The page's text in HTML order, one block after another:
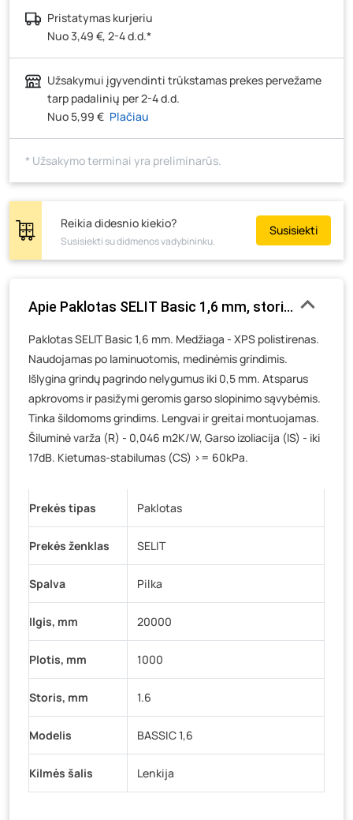
Šilutės pl. 83A, Klaipėda
Pramonės g. 7, Šiauliai
Santaikos g. 26B, Alytus - 5 rulonai
J. Basanavičiaus g. 6, Utena
Novočėbės k. 3, Kėdainiai- 12 rulonų
Kauno g. 160, Marijampolė- 6 rulonai
Skuodo g. 41, Mažeikiai- 1 rulonas
Žemaičių g. 2, Raseiniai- 3 rulonai
Pramonės g. 6E, Šilutė- 6 rulonai
Luokės g. 82, Telšiai - 8 rulonai
Veteranų g. 11, Visaginas- 6 rulonai
Baravykų g. 1, Druskininkai- 6 rulonai
Vilniaus g. 89D, Ukmergė- 5 rulonai
K. Donelaičio g. 17, Rokiškis- 7 rulonai
Šaltupės g. 64, Zarasai- 5 rulonai
Pristatymas kurjeriu
Nuo 3,49 €, 2-4 d.d.*
Užsakymui įgyvendinti trūkstamas prekes pervežame
tarp padalinių per 2-4 d.d.
Nuo 5,99 € Plačiau
* Užsakymo terminai yra preliminarūs.
Reikia didesnio kiekio?
Susisiekti su didmenos vadybininku.
Susisiekti
Apie Paklotas SELIT Basic 1,6 mm, storis 1,6
Paklotas SELIT Basic 1,6 mm. Medžiaga - XPS polistirenas.
Naudojamas po laminuotomis, medinėmis grindimis.
Išlygina grindų pagrindo nelygumus iki 0,5 mm. Atsparus
apkrovoms ir pasižymi geromis garso slopinimo sąvybėmis.
Tinka šildomoms grindims. Lengvai ir greitai montuojamas.
Šiluminė varža (R) - 0,046 m2K/W, Garso izoliacija (IS) - iki
17dB. Kietumas-stabilumas (CS) >= 60kPa.
Prekės tipas Paklotas
Prekės ženklas SELIT
Spalva Pilka
Ilgis, mm 20000
Plotis, mm 1000
Storis, mm 1.6
Modelis BASSIC 1,6
Kilmės šalis Lenkija